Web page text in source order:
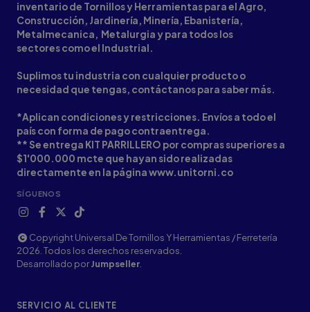
inventario de Tornillos y Herramientas para el Agro,
Construcción, Jardinería, Minería, Ebanistería,
Metalmecanica, Metalurgia y para todos los
sectores como el Industrial.
Suplimos tu industria con cualquier producto o
necesidad que tengas, contáctanos para saber más.
*Aplican condiciones y restricciones. Envíos a todo el
país con forma de pago contraentrega.
** Se entrega KIT PARRILLERO por compras superiores a
$1'000.000 mcte que hayan sido realizadas
directamente en la página www.unitorni.co
SÍGUENOS
Copyright Universal De Tornillos Y Herramientas / Ferretería
2026. Todos los derechos reservados.
Desarrollado porJumpseller
SERVICIO AL CLIENTE